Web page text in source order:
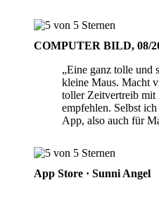
COMPUTER BILD, 08/
„Eine ganz tolle und
kleine Maus. Macht
toller Zeitvertreib mit
empfehlen. Selbst
App, also auch für
App Store · Sunni Angel